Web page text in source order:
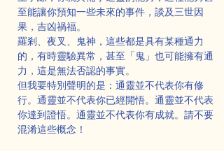
至能讓你預知一些未來的事件，談及三世因
果，吉凶禍福。
羅剎、夜叉、鬼神，這些都是具有某種通力
的，有時靈驗異常，甚至「鬼」也可能擁有通
力，這是無法否認的事實。
但我要特別聲明的是：通靈並不代表你有修
行。通靈並不代表你已經開悟。通靈並不代表
你達到證悟。通靈並不代表你有成就。請不要
混淆這些概念！